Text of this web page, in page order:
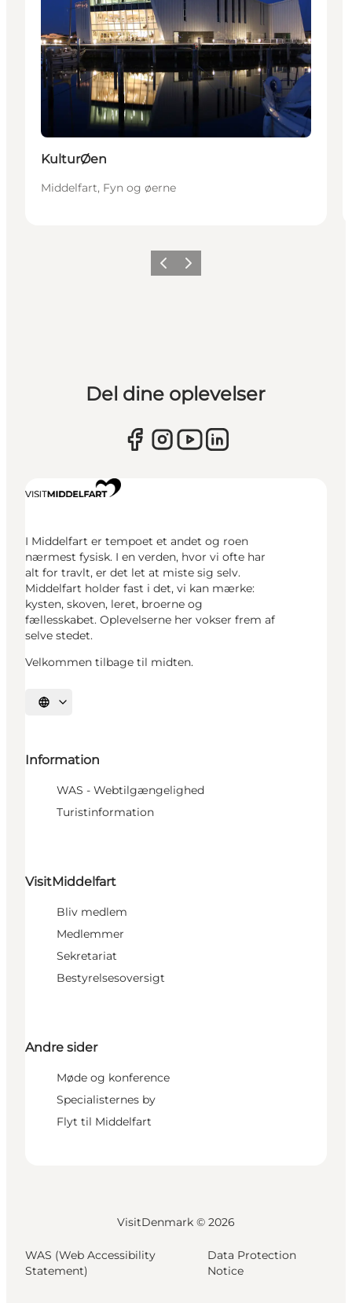
KulturØen
Middelfart, Fyn og øerne
ForrigeNæste
Del dine oplevelser
I Middelfart er tempoet et andet og roen
nærmest fysisk. I en verden, hvor vi ofte har
alt for travlt, er det let at miste sig selv.
Middelfart holder fast i det, vi kan mærke:
kysten, skoven, leret, broerne og
fællesskabet. Oplevelserne her vokser frem af
selve stedet.
Velkommen tilbage til midten.
Vælg sprog
Information
WAS - Webtilgængelighed
Turistinformation
VisitMiddelfart
Bliv medlem
Medlemmer
Sekretariat
Bestyrelsesoversigt
Andre sider
Møde og konference
Specialisternes by
Flyt til Middelfart
VisitDenmark © 2026
WAS (Web Accessibility
Statement)
Data Protection
Notice